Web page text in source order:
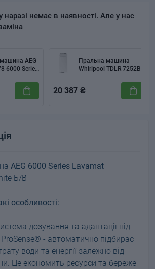
наразі немає в наявності. Але у нас
AEG
6000 Series
Пральна машина
Whirlpool TDLR 7252BS
20 387 ₴
AEG 6000 Series Lavamat
Б/В
особливості:
дозування та адаптації під
- автоматично підбирає
води та енергії залежно від
Це економить ресурси та береже